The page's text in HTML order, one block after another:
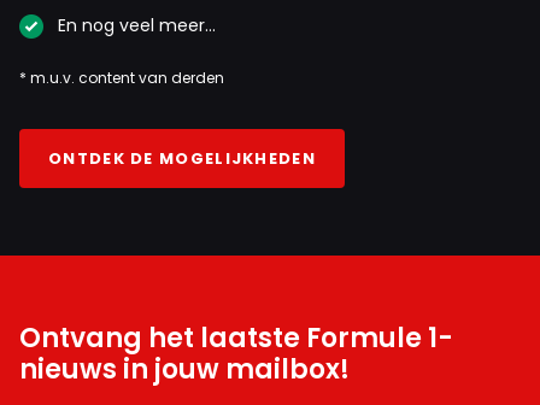
En nog veel meer…
* m.u.v. content van derden
ONTDEK DE MOGELIJKHEDEN
Ontvang het laatste Formule 1-
nieuws in jouw mailbox!